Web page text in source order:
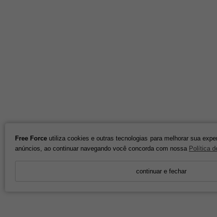
Free Force utiliza cookies e outras tecnologias para melhorar sua
anúncios, ao continuar navegando você concorda com nossa Política
continuar e fechar